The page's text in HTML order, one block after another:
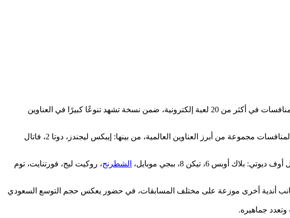
2026، وسط مشاركة واسعة من أندية سعودية تخوض غمار المنافسات في أكثر من 20 لعبة إلكترونية، ضمن نسخة تشهد تنوعًا كبيرًا في العناوين
التي تشكل العمود الفقري للبطولة، إذ تضم قائمة المنافسات مجموعة من أبرز العناوين العالمية، من بينها: إيبكس ليجندز، دوتا 2، فاتال
الشطرنج، روكيت ليج، فورتنايت، توم
جانب أندية أخرى موزعة على مختلف المسابقات، في حضور يعكس حجم التوسع السعودي
جماهيره.